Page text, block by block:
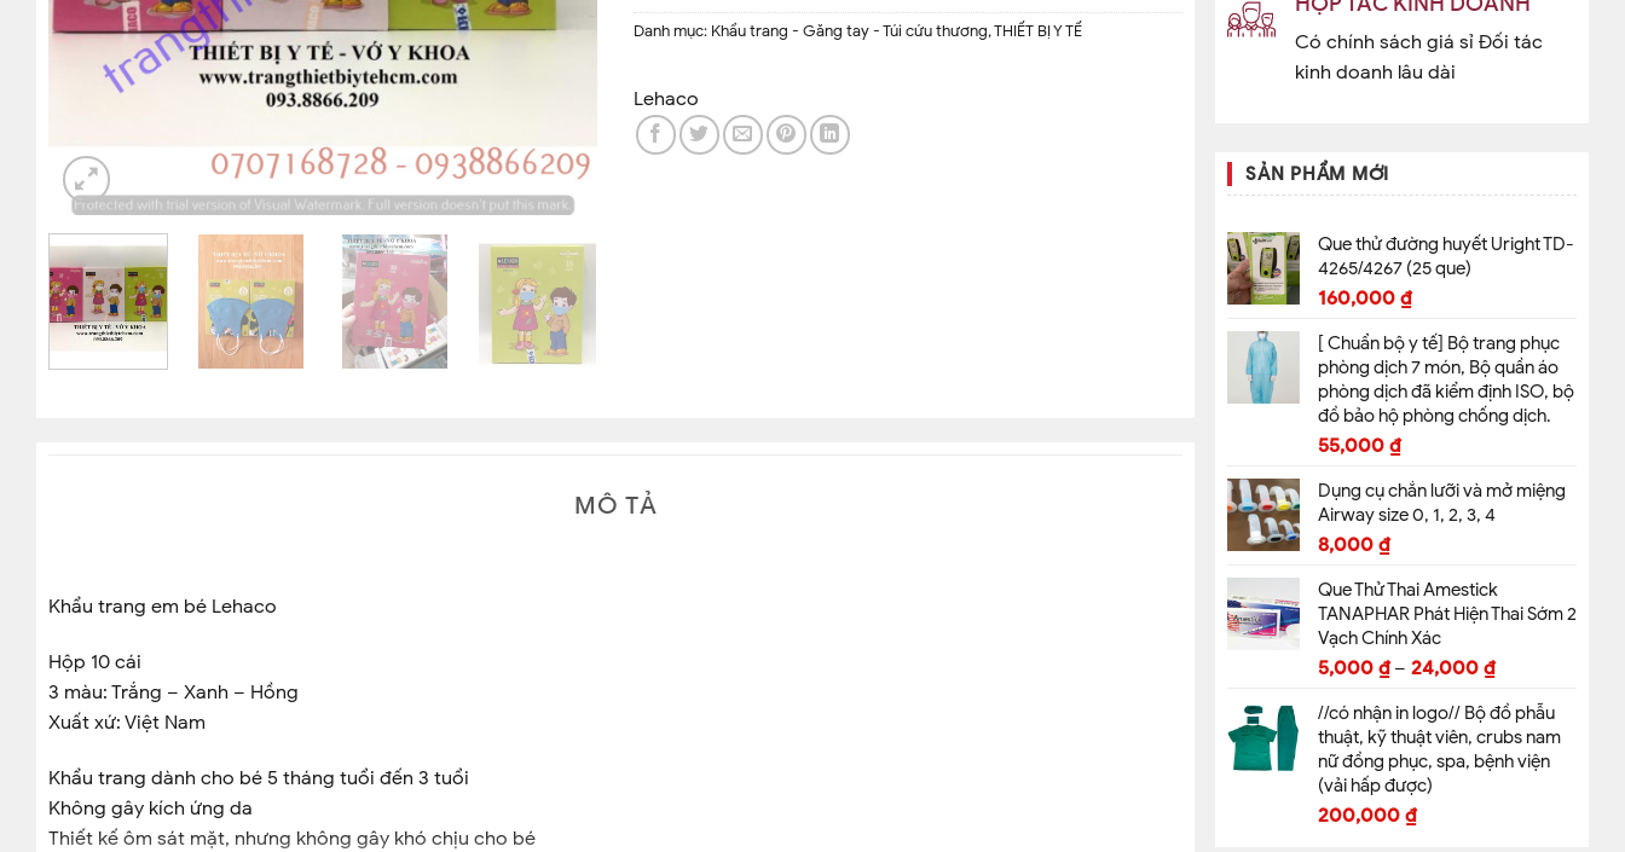
Có chính sách giá sỉ Đối tác
kinh doanh lâu dài
SẢN PHẨM MỚI
Que thử đường huyết Uright TD-
4265/4267 (25 que)
160,000 ₫
[ Chuẩn bộ y tế] Bộ trang phục
phòng dịch 7 món, Bộ quần áo
phòng dịch đã kiểm định ISO, bộ
đồ bảo hộ phòng chống dịch.
55,000 ₫
Dụng cụ chắn lưỡi và mở miệng
Airway size 0, 1, 2, 3, 4
8,000 ₫
Que Thử Thai Amestick
TANAPHAR Phát Hiện Thai Sớm 2
Vạch Chính Xác
5,000 ₫– 24,000 ₫
//có nhận in logo// Bộ đồ phẫu
thuật, kỹ thuật viên, crubs nam
nữ đồng phục, spa, bệnh viện
(vải hấp được)
200,000 ₫
Danh mục: Khẩu trang - Găng tay - Túi cứu thương,THIẾT BỊ Y TẾ
Lehaco
MÔ TẢ
Khẩu trang em bé Lehaco
Hộp 10 cái
3 màu: Trắng – Xanh – Hồng
Xuất xứ: Việt Nam
Khẩu trang dành cho bé 5 tháng tuổi đến 3 tuổi
Không gây kích ứng da
Thiết kế ôm sát mặt, nhưng không gây khó chịu cho bé